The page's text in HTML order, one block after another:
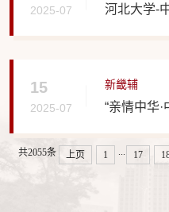
2025-07
河北大学-
15
2025-07
新畿辅
“亲情中华·
共2055条 上页 1 17